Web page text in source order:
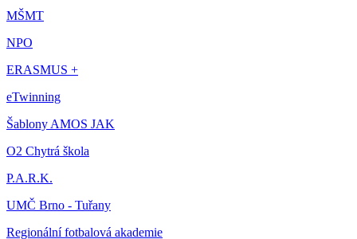
MŠMT
NPO
ERASMUS +
eTwinning
Šablony AMOS JAK
O2 Chytrá škola
P.A.R.K.
UMČ Brno - Tuřany
Regionální fotbalová akademie